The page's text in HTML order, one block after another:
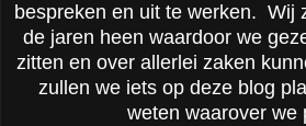
bespreken en uit te werken. Wij
de jaren heen waardoor we
zitten en over allerlei zaken
zullen we iets op deze blog
weten waarover we